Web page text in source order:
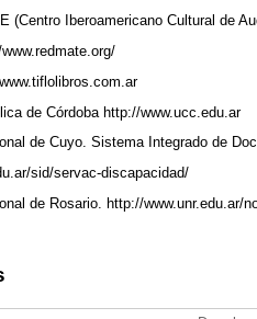
(Centro Iberoamericano Cultural de
de Córdoba http://www.ucc.edu.ar
de Cuyo. Sistema Integrado de
sid/servac-discapacidad/
de Rosario. http://